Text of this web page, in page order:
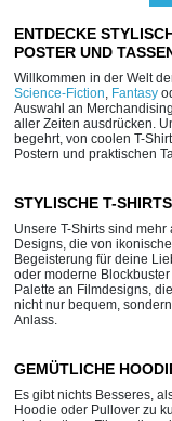
ENTDECKE
POSTER UND
Willkommen in der Welt
Science-Fiction, Fantasy
Auswahl an
aller Zeiten ausdrücken.
begehrt, von coolen T-
Postern und praktischen
STYLISCHE T-
Unsere T-Shirts sind
Designs, die von
Begeisterung für deine
oder moderne
Palette an Filmdesigns,
nicht nur bequem,
Anlass.
GEMÜTLICHE
Es gibt nichts Besseres,
Hoodie oder Pullover zu